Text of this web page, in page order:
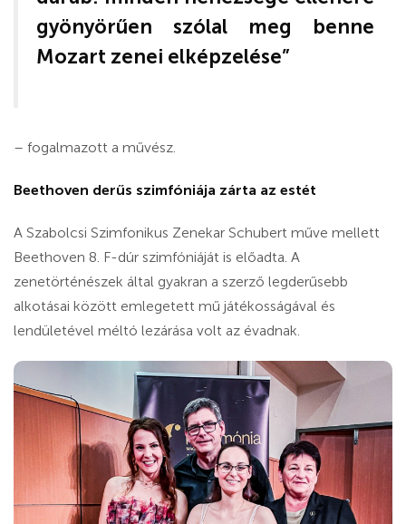
gyönyörűen szólal meg benne
Mozart zenei elképzelése”
– fogalmazott a művész.
Beethoven derűs szimfóniája zárta az estét
A Szabolcsi Szimfonikus Zenekar Schubert műve mellett
Beethoven 8. F-dúr szimfóniáját is előadta. A
zenetörténészek által gyakran a szerző legderűsebb
alkotásai között emlegetett mű játékosságával és
lendületével méltó lezárása volt az évadnak.